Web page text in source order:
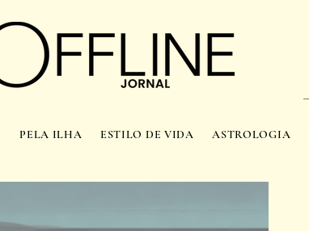
PELA ILHA ESTILO DE VIDA ASTROLOGIA